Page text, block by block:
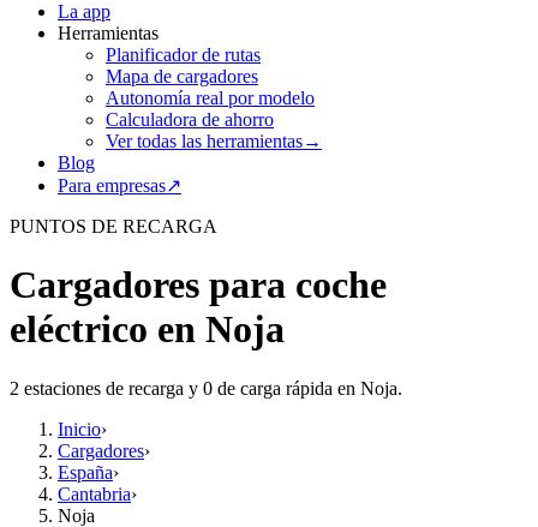
La app
Herramientas
Planificador de rutas
Mapa de cargadores
Autonomía real por modelo
Calculadora de ahorro
Ver todas las herramientas→
Blog
Para empresas↗
PUNTOS DE RECARGA
Cargadores para coche
eléctrico en Noja
2 estaciones de recarga y 0 de carga rápida en Noja.
Inicio›
Cargadores›
España›
Cantabria›
Noja